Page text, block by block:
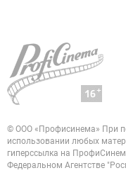
© ООО «Профисинема» При
использовании любых
гиперссылка на
Федеральном Агентстве